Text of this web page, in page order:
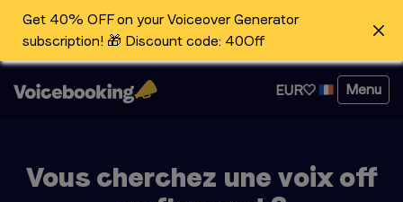
Get 40% OFF on your Voiceover Generator
subscription! 🎁 Discount code: 40Off
EUR Menu
Vous cherchez une voix off